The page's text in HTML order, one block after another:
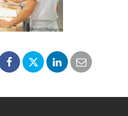
Partager
Facebook
Partager
Twitter
Partager
LinkedIn
Partager
e-